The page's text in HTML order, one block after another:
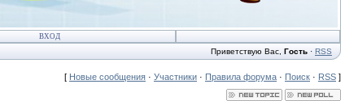
ВХОД
Приветствую Вас Гость · RSS
[ Новые сообщения · Участники · Правила форума · Поиск · RSS ]